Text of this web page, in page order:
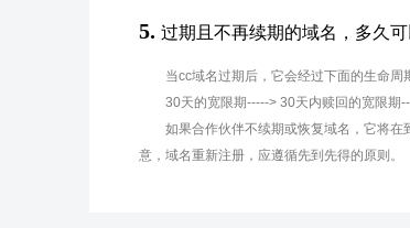
5. 过期且不再续期的域名，多久
当cc域名过期后，它会经过下面的生命周
30天的宽限期-----> 30天内赎回的宽限期
如果合作伙伴不续期或恢复域名，它将
意，域名重新注册，应遵循先到先得的原则。